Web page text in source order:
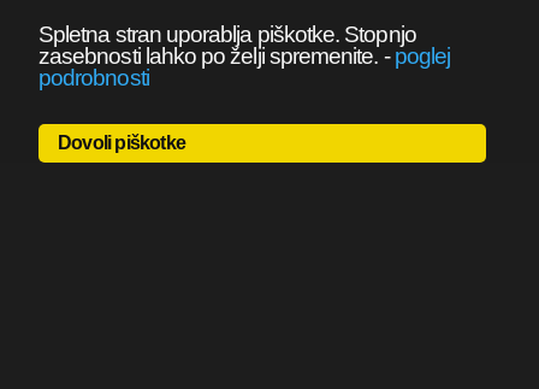
Spletna stran uporablja piškotke. Stopnjo
zasebnosti lahko po želji spremenite. -poglej
podrobnosti
Dovoli piškotke